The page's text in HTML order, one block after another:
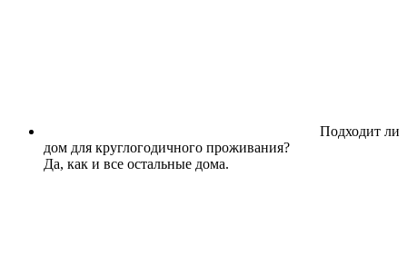
Подходит ли
дом для круглогодичного проживания?
Да, как и все остальные дома.